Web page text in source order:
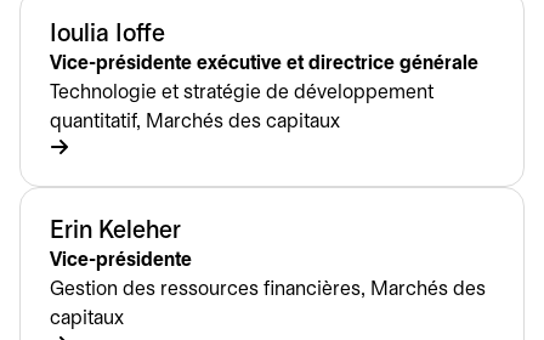
Ioulia Ioffe
Vice-présidente exécutive et directrice générale
Technologie et stratégie de développement
quantitatif, Marchés des capitaux
Erin Keleher
Vice-présidente
Gestion des ressources financières, Marchés des
capitaux